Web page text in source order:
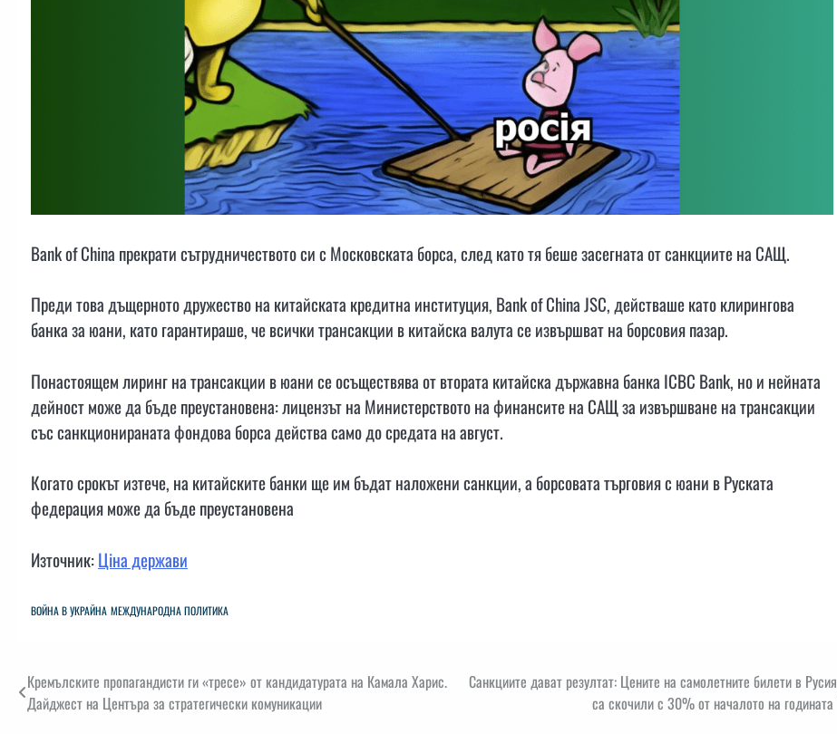
Bank of China прекрати сътрудничеството си с Московската борса, след като тя беше засегната от санкциите на САЩ.
Преди това дъщерното дружество на китайската кредитна институция, Bank of China JSC, действаше като клирингова
банка за юани, като гарантираше, че всички трансакции в китайска валута се извършват на борсовия пазар.
Понастоящем лиринг на трансакции в юани се осъществява от втората китайска държавна банка ICBC Bank, но и нейната
дейност може да бъде преустановена: лицензът на Министерството на финансите на САЩ за извършване на трансакции
със санкционираната фондова борса действа само до средата на август.
Когато срокът изтече, на китайските банки ще им бъдат наложени санкции, а борсовата търговия с юани в Руската
федерация може да бъде преустановена
Източник:Ціна держави
ВОЙНА В УКРАЙНА МЕЖДУНАРОДНА ПОЛИТИКА
Навигация
Кремълските пропагандисти ги «тресе» от кандидатурата на Камала Харис.
Дайджест на Центъра за стратегически комуникации
Санкциите дават резултат: Цените на самолетните билети в Русия
са скочили с 30% от началото на годината